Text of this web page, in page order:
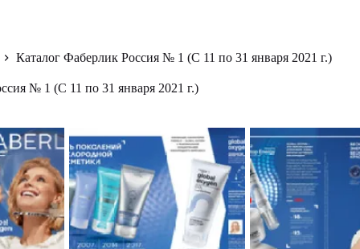
Каталог Фаберлик Россия № 1 (С 11 по 31 января 2021 г.)
№ 1 (С 11 по 31 января 2021 г.)